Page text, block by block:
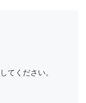
してください。